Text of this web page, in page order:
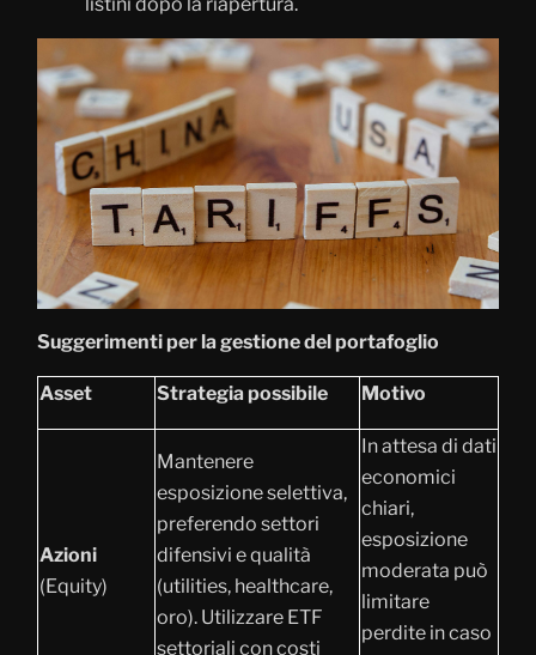
Suggerimenti per la gestione del portafoglio
Asset Strategia possibile Motivo
Azioni
(Equity)
Mantenere
esposizione selettiva,
preferendo settori
difensivi e qualità
(utilities, healthcare,
oro). Utilizzare ETF
settoriali con costi
In attesa di dati
economici
chiari,
esposizione
moderata può
limitare
perdite in caso